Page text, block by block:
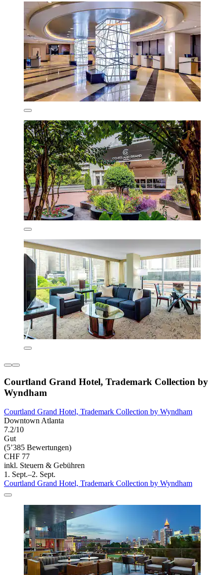
Courtland Grand Hotel, Trademark Collection by
Wyndham
Courtland Grand Hotel, Trademark Collection by Wyndham
Downtown Atlanta
7.2/10
Gut
(5’385 Bewertungen)
CHF 77
inkl. Steuern & Gebühren
1. Sept.–2. Sept.
Courtland Grand Hotel, Trademark Collection by Wyndham